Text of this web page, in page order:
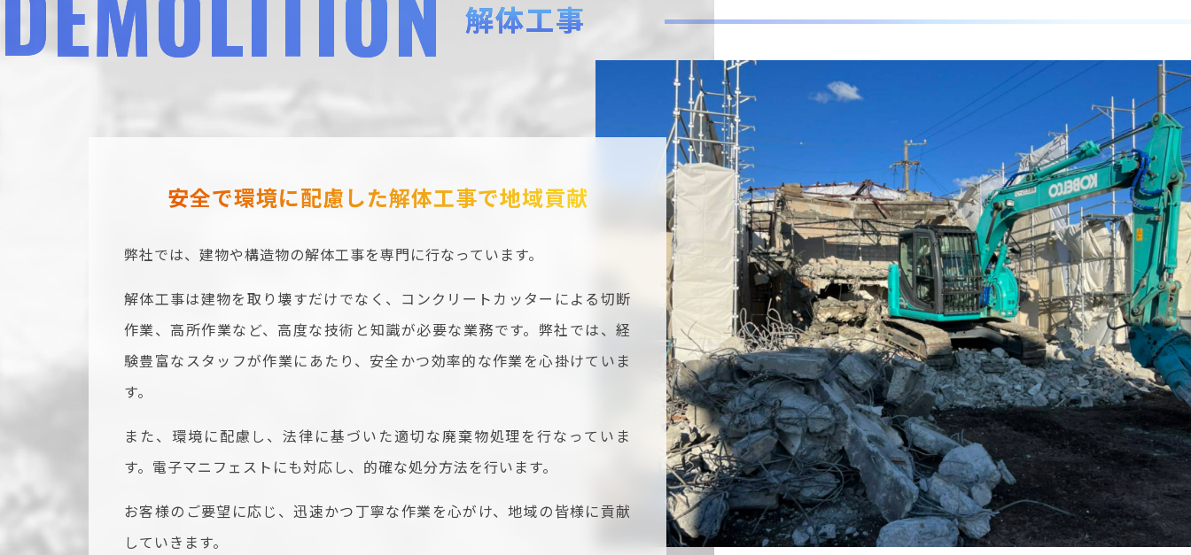
解体工事
安全で環境に配慮した解体工事で地域貢献
弊社では、建物や構造物の解体工事を専門に行なっています。
解体工事は建物を取り壊すだけでなく、コンクリートカッターによる切断
作業、高所作業など、高度な技術と知識が必要な業務です。弊社では、経
験豊富なスタッフが作業にあたり、安全かつ効率的な作業を心掛けていま
す。
また、環境に配慮し、法律に基づいた適切な廃棄物処理を行なっていま
す。電子マニフェストにも対応し、的確な処分方法を行います。
お客様のご要望に応じ、迅速かつ丁寧な作業を心がけ、地域の皆様に貢献
していきます。